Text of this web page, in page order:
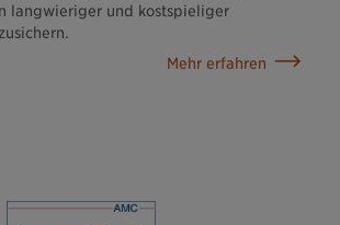
langwieriger und kostspieliger
Mehr erfahren